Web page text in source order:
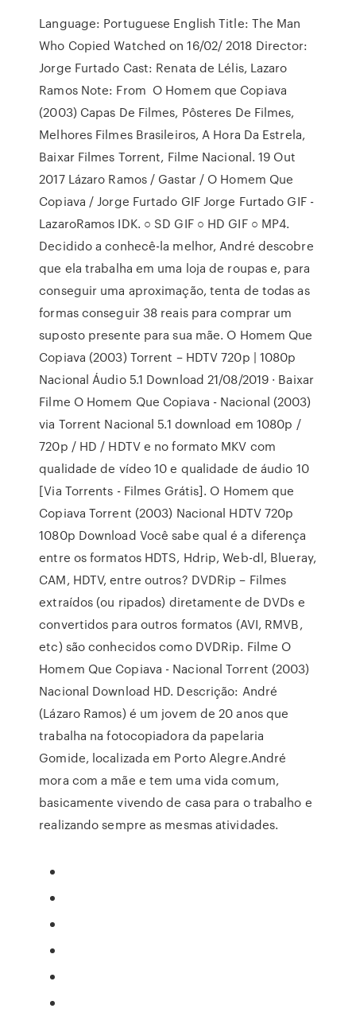
Language: Portuguese English Title: The Man
Who Copied Watched on 16/02/ 2018 Director:
Jorge Furtado Cast: Renata de Lélis, Lazaro
Ramos Note: From O Homem que Copiava
(2003) Capas De Filmes, Pôsteres De Filmes,
Melhores Filmes Brasileiros, A Hora Da Estrela,
Baixar Filmes Torrent, Filme Nacional. 19 Out
2017 Lázaro Ramos / Gastar / O Homem Que
Copiava / Jorge Furtado GIF Jorge Furtado GIF -
LazaroRamos IDK. ○ SD GIF ○ HD GIF ○ MP4.
Decidido a conhecê-la melhor, André descobre
que ela trabalha em uma loja de roupas e, para
conseguir uma aproximação, tenta de todas as
formas conseguir 38 reais para comprar um
suposto presente para sua mãe. O Homem Que
Copiava (2003) Torrent – HDTV 720p | 1080p
Nacional Áudio 5.1 Download 21/08/2019 · Baixar
Filme O Homem Que Copiava - Nacional (2003)
via Torrent Nacional 5.1 download em 1080p /
720p / HD / HDTV e no formato MKV com
qualidade de vídeo 10 e qualidade de áudio 10
[Via Torrents - Filmes Grátis]. O Homem que
Copiava Torrent (2003) Nacional HDTV 720p
1080p Download Você sabe qual é a diferença
entre os formatos HDTS, Hdrip, Web-dl, Blueray,
CAM, HDTV, entre outros? DVDRip – Filmes
extraídos (ou ripados) diretamente de DVDs e
convertidos para outros formatos (AVI, RMVB,
etc) são conhecidos como DVDRip. Filme O
Homem Que Copiava - Nacional Torrent (2003)
Nacional Download HD. Descrição: André
(Lázaro Ramos) é um jovem de 20 anos que
trabalha na fotocopiadora da papelaria
Gomide, localizada em Porto Alegre.André
mora com a mãe e tem uma vida comum,
basicamente vivendo de casa para o trabalho e
realizando sempre as mesmas atividades.